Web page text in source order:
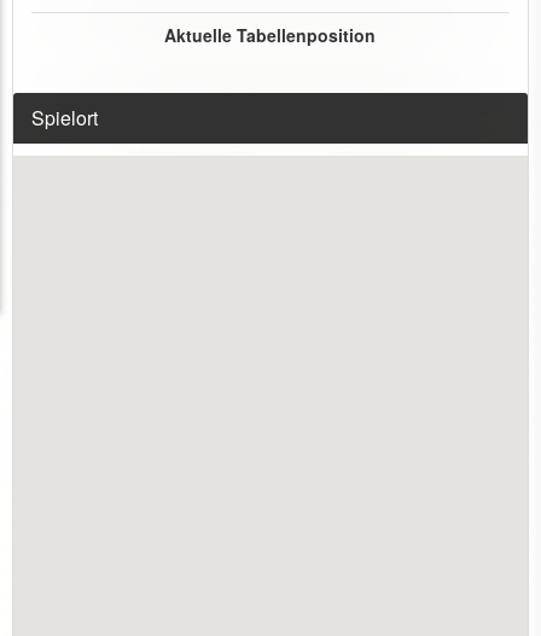
Aktuelle Tabellenposition
Spielort